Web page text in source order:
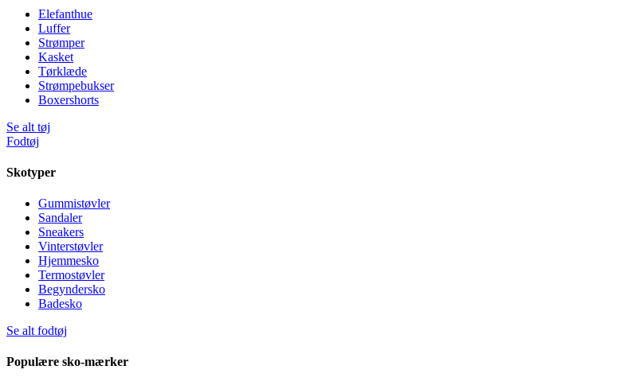
Elefanthue
Luffer
Strømper
Kasket
Tørklæde
Strømpebukser
Boxershorts
Se alt tøj
Fodtøj
Skotyper
Gummistøvler
Sandaler
Sneakers
Vinterstøvler
Hjemmesko
Termostøvler
Begyndersko
Badesko
Se alt fodtøj
Populære sko-mærker